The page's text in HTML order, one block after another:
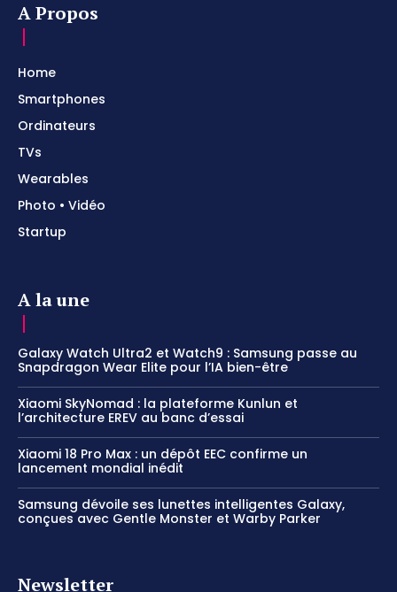
A Propos
Home
Smartphones
Ordinateurs
TVs
Wearables
Photo • Vidéo
Startup
A la une
Galaxy Watch Ultra2 et Watch9 : Samsung passe au
Snapdragon Wear Elite pour l’IA bien-être
Xiaomi SkyNomad : la plateforme Kunlun et
l’architecture EREV au banc d’essai
Xiaomi 18 Pro Max : un dépôt EEC confirme un
lancement mondial inédit
Samsung dévoile ses lunettes intelligentes Galaxy,
conçues avec Gentle Monster et Warby Parker
Newsletter